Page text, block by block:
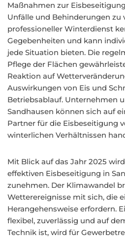
Maßnahmen zur
Unfälle und Behinderungen zu
professioneller Winterdienst
Gegebenheiten und kann
jede Situation bieten. Die
Pflege der Flächen
Reaktion auf
Auswirkungen von Eis und
Betriebsablauf. Unternehmen
Sandhausen können sich auf
Partner für die Eisbeseitigung
winterlichen Verhältnissen
Mit Blick auf das Jahr 2025
effektiven Eisbeseitigung in
zunehmen. Der Klimawandel
Wetterereignisse mit sich, die
Herangehensweise erfordern.
flexibel, zuverlässig und auf
Technik ist, wird für